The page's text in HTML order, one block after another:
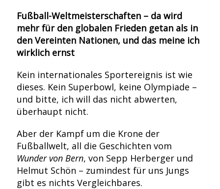
Fußball-Weltmeisterschaften – da wird
mehr für den globalen Frieden getan als in
den Vereinten Nationen, und das meine ich
wirklich ernst
Kein internationales Sportereignis ist wie
dieses. Kein Superbowl, keine Olympiade –
und bitte, ich will das nicht abwerten,
überhaupt nicht.
Aber der Kampf um die Krone der
Fußballwelt, all die Geschichten vom
Wunder von Bern, von Sepp Herberger und
Helmut Schön – zumindest für uns Jungs
gibt es nichts Vergleichbares.